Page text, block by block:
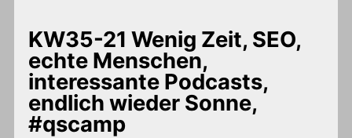
KW35-21 Wenig Zeit, SEO,
echte Menschen,
interessante Podcasts,
endlich wieder Sonne,
#qscamp